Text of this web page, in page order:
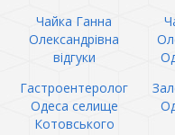
Чайка Ганна
Олександрівна
відгуки
Гастроентеролог
Одеса селище
Котовського